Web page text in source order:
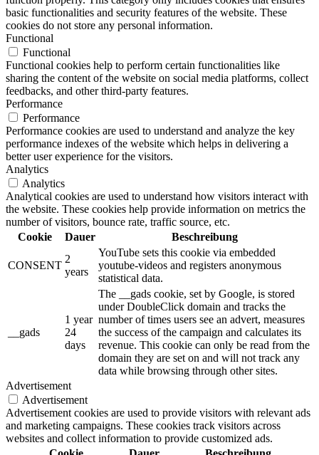
basic functionalities and security features of the website. These
cookies do not store any personal information.
Functional
Functional
Functional cookies help to perform certain functionalities like
sharing the content of the website on social media platforms, collect
feedbacks, and other third-party features.
Performance
Performance
Performance cookies are used to understand and analyze the key
performance indexes of the website which helps in delivering a
better user experience for the visitors.
Analytics
Analytics
Analytical cookies are used to understand how visitors interact with
the website. These cookies help provide information on metrics the
number of visitors, bounce rate, traffic source, etc.
Cookie
Dauer Beschreibung
CONSENT
2
years
YouTube sets this cookie via embedded
youtube-videos and registers anonymous
statistical data.
__gads
1 year
24
days
The __gads cookie, set by Google, is stored
under DoubleClick domain and tracks the
number of times users see an advert, measures
the success of the campaign and calculates its
revenue. This cookie can only be read from the
domain they are set on and will not track any
data while browsing through other sites.
Advertisement
Advertisement
Advertisement cookies are used to provide visitors with relevant ads
and marketing campaigns. These cookies track visitors across
websites and collect information to provide customized ads.